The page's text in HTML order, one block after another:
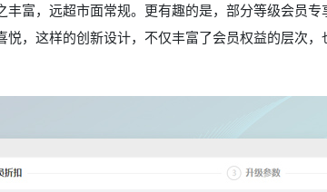
富，远超市面常规。更有趣的是，部分等级会员专
，这样的创新设计，不仅丰富了会员权益的层次，